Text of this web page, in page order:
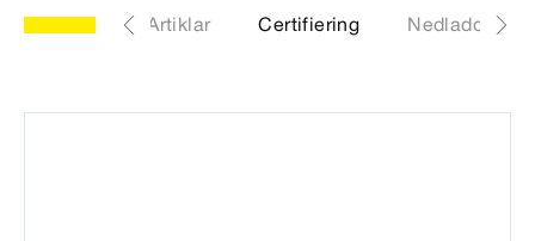
4708.1 Artiklar Certifiering